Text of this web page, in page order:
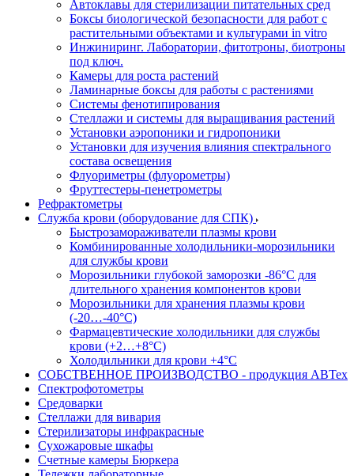
Автоклавы для стерилизации питательных сред
Боксы биологической безопасности для работ с
растительными объектами и культурами in vitro
Инжиниринг. Лаборатории, фитотроны, биотроны
под ключ.
Камеры для роста растений
Ламинарные боксы для работы с растениями
Системы фенотипирования
Стеллажи и системы для выращивания растений
Установки аэропоники и гидропоники
Установки для изучения влияния спектрального
состава освещения
Флуориметры (флуорометры)
Фруттестеры-пенетрометры
Рефрактометры
Служба крови (оборудование для СПК)
Быстрозамораживатели плазмы крови
Комбинированные холодильники-морозильники
для службы крови
Морозильники глубокой заморозки -86°С для
длительного хранения компонентов крови
Морозильники для хранения плазмы крови
(-20…-40°С)
Фармацевтические холодильники для службы
крови (+2…+8°С)
Холодильники для крови +4°С
СОБСТВЕННОЕ ПРОИЗВОДСТВО - продукция АВТех
Спектрофотометры
Средоварки
Стеллажи для вивария
Стерилизаторы инфракрасные
Сухожаровые шкафы
Счетные камеры Бюркера